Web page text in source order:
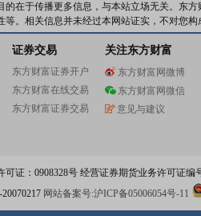
的在于传播更多信息，与本站立场无关。东
等。相关信息并未经过本网站证实，不对您
证券交易
东方财富证券开户
东方财富在线交易
东方财富证券交易
关注东方财富
东方财富网微博
东方财富网微信
意见与建议
证：0908328号 经营证券期货业务许可证编
网站备案号:沪ICP备05006054号-11